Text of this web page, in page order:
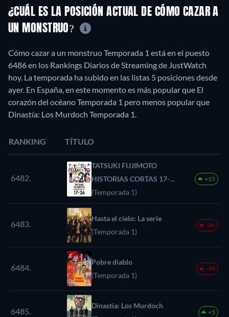
¿CUÁL ES LA POSICIÓN ACTUAL DE CÓMO CAZAR A
UN MONSTRUO?
Cómo cazar a un monstruo Temporada 1 está en el puesto
6486 en los Rankings Diarios de Streaming de JustWatch
hoy. La temporada ha subido en las listas 5 posiciones desde
ayer. En España, en este momento es más popular que El
corazón del océano Temporada 1 pero menos popular que
Dinastía: Los Murdoch Temporada 1.
RANKING TÍTULO
6482.
TATSUKI FUJIMOTO
HISTORIAS CORTAS 17-
26
(Temporada 1)
+15
6483.
Hasta el cielo: La serie
(Temporada 1)
-46
6484.
Pobre diablo
(Temporada 1)
-49
6485.
Dinastía: Los Murdoch
+5